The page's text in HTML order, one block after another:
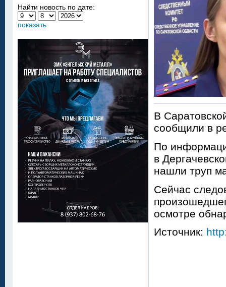
В
сообщили в
По
в
нашли труп
Сейчас
осмотре
Источник:
Найти новость по дате:
показать